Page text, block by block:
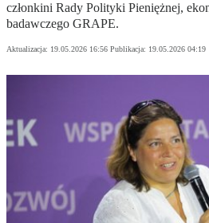
członkini Rady Polityki Pieniężnej,
badawczego GRAPE.
Aktualizacja: 19.05.2026 16:56 Publikacja: 19.05.2026 04:19